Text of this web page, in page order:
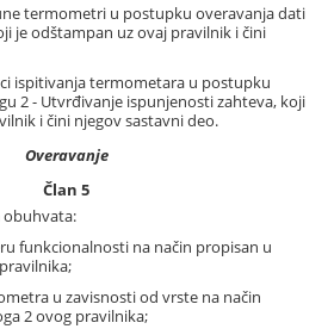
termometri u postupku overavanja dati
je odštampan uz ovaj pravilnik i čini
ispitivanja termometara u postupku
2 - Utvrđivanje ispunjenosti zahteva, koji
i čini njegov sastavni deo.
Overavanje
Član 5
funkcionalnosti na način propisan u
u zavisnosti od vrste na način
2 ovog pravilnika;